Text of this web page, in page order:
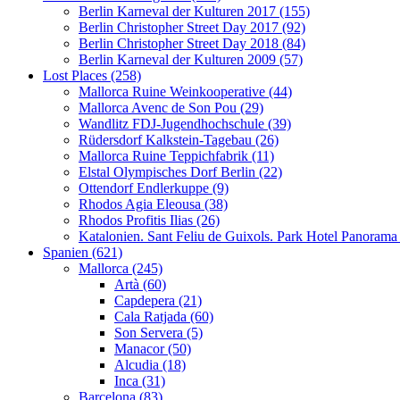
Berlin Karneval der Kulturen 2017 (155)
Berlin Christopher Street Day 2017 (92)
Berlin Christopher Street Day 2018 (84)
Berlin Karneval der Kulturen 2009 (57)
Lost Places (258)
Mallorca Ruine Weinkooperative (44)
Mallorca Avenc de Son Pou (29)
Wandlitz FDJ-Jugendhochschule (39)
Rüdersdorf Kalkstein-Tagebau (26)
Mallorca Ruine Teppichfabrik (11)
Elstal Olympisches Dorf Berlin (22)
Ottendorf Endlerkuppe (9)
Rhodos Agia Eleousa (38)
Rhodos Profitis Ilias (26)
Katalonien. Sant Feliu de Guixols. Park Hotel
Spanien (621)
Mallorca (245)
Artà (60)
Capdepera (21)
Cala Ratjada (60)
Son Servera (5)
Manacor (50)
Alcudia (18)
Inca (31)
Barcelona (83)